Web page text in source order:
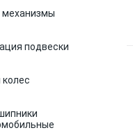
механизмы
подвески